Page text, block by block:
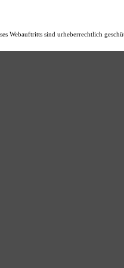
Webauftritts sind urheberrechtlich